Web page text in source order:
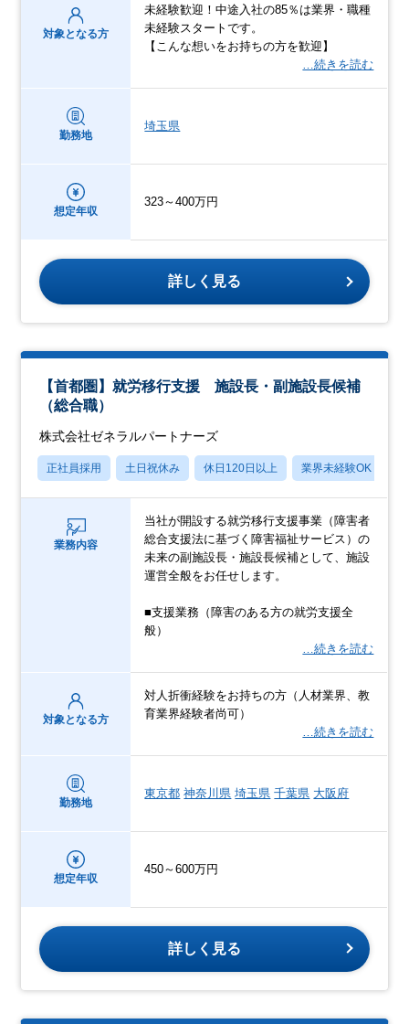
対象となる方
未経験歓迎！中途入社の85％は業界・職種
未経験スタートです。
【こんな想いをお持ちの方を歓迎】
…続きを読む
勤務地
埼玉県
想定年収
323～400万円
詳しく見る
【首都圏】就労移行支援 施設長・副施設長候補
（総合職）
株式会社ゼネラルパートナーズ
正社員採用 土日祝休み 休日120日以上 業界未経験OK
業務内容
当社が開設する就労移行支援事業（障害者
総合支援法に基づく障害福祉サービス）の
未来の副施設長・施設長候補として、施設
運営全般をお任せします。
■支援業務（障害のある方の就労支援全
般）
…続きを読む
対象となる方
対人折衝経験をお持ちの方（人材業界、教
育業界経験者尚可）
…続きを読む
勤務地
東京都 神奈川県 埼玉県 千葉県 大阪府
想定年収
450～600万円
詳しく見る